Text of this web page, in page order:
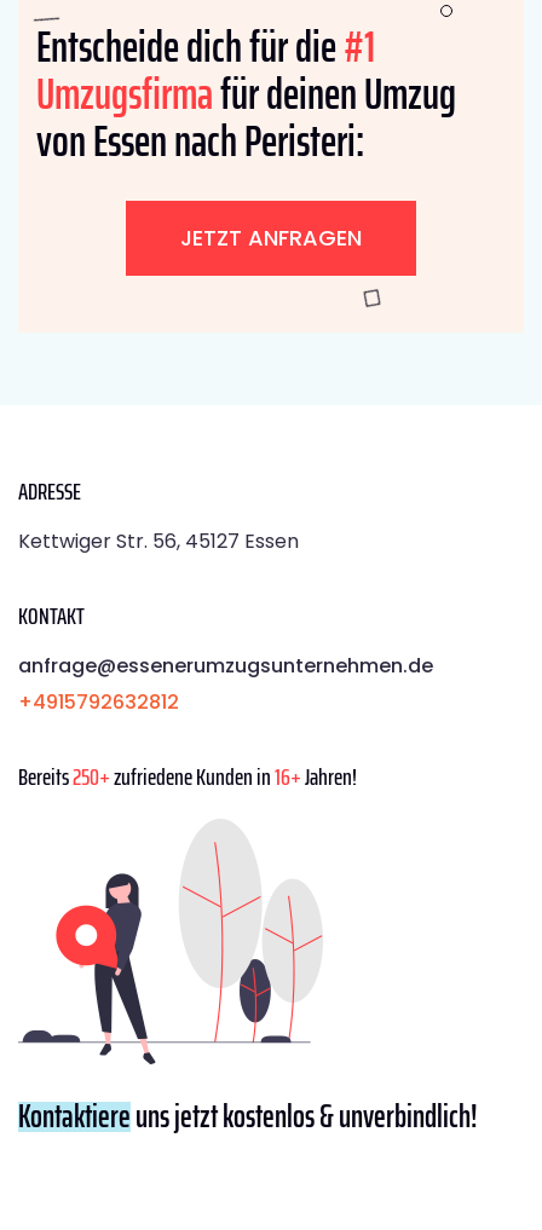
Entscheide dich für die#1
Umzugsfirmafür deinen Umzug
von Essen nach Peristeri:
JETZT ANFRAGEN
ADRESSE
Kettwiger Str. 56, 45127 Essen
KONTAKT
anfrage@essenerumzugsunternehmen.de
+4915792632812
Bereits250+zufriedene Kunden in16+Jahren!
Kontaktiereuns jetzt kostenlos & unverbindlich!